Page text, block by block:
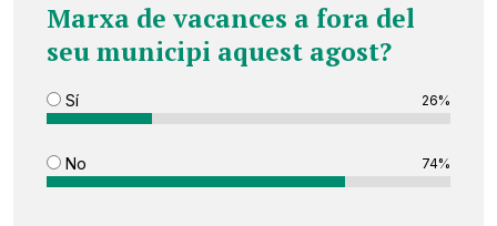
Marxa de vacances a fora del
seu municipi aquest agost?
Sí 26%
No 74%